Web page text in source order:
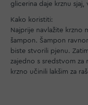
glicerina daje krznu sjaj,
Kako koristiti:
Najprije navlažite krzno
šampon. Šampon
biste stvorili pjenu.
zajedno s sredstvom za
krzno učinili lakšim za